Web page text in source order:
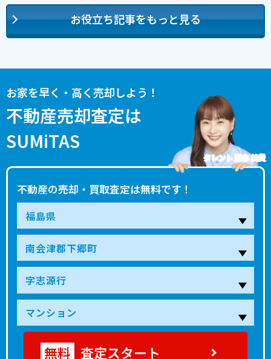
お役立ち記事をもっと見る
お家を早く・高く売却しよう！
不動産売却査定は
SUMiTAS
不動産の売却・買取査定は無料です！
タレント 藤本 美貴
査定スタート